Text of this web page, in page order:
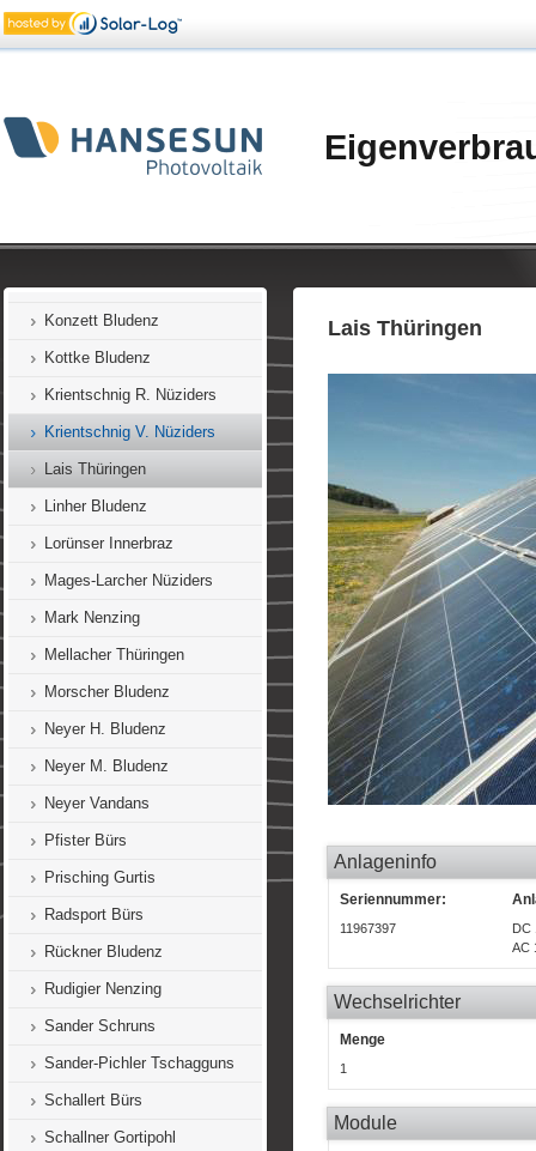
Gassner G. Bludenz
Habit Innerbraz
Hotel Hirschen Silbertal
Keßler Nenzing
Konzett Bludenz
Kottke Bludenz
Krientschnig R. Nüziders
Krientschnig V. Nüziders
Lais Thüringen
Linher Bludenz
Lorünser Innerbraz
Mages-Larcher Nüziders
Mark Nenzing
Mellacher Thüringen
Morscher Bludenz
Neyer H. Bludenz
Neyer M. Bludenz
Neyer Vandans
Pfister Bürs
Prisching Gurtis
Radsport Bürs
Rückner Bludenz
Rudigier Nenzing
Sander Schruns
Sander-Pichler Tschagguns
Schallert Bürs
Schallner Gortipohl
Lais Thüringen
Anlageninfo
Seriennummer:
11967397
DC
AC
Wechselrichter
Menge
1
Module